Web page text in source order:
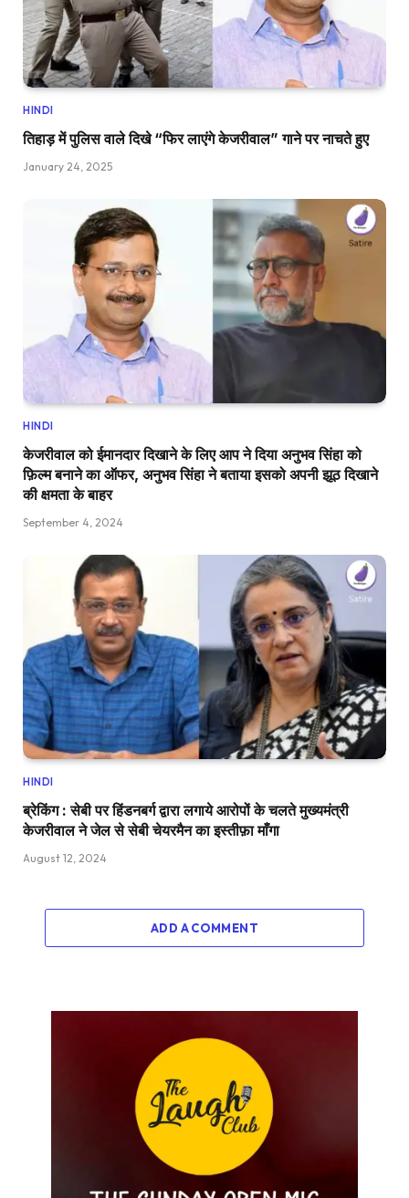
HINDI
तिहाड़ में पुलिस वाले दिखे “फिर लाएंगे केजरीवाल” गाने पर नाचते हुए
January 24, 2025
HINDI
केजरीवाल को ईमानदार दिखाने के लिए आप ने दिया अनुभव सिंहा को
फ़िल्म बनाने का ऑफर, अनुभव सिंहा ने बताया इसको अपनी झूठ दिखाने
की क्षमता के बाहर
September 4, 2024
HINDI
ब्रेकिंग : सेबी पर हिंडनबर्ग द्वारा लगाये आरोपों के चलते मुख्यमंत्री
केजरीवाल ने जेल से सेबी चेयरमैन का इस्तीफ़ा माँगा
August 12, 2024
ADD A COMMENT